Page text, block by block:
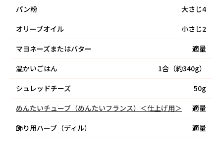
パン粉
大さじ4
オリーブオイル
小さじ2
マヨネーズまたはバター
適量
温かいごはん
1合（約340g）
シュレッドチーズ
50g
めんたいチューブ（めんたいフランス）＜仕上げ用＞
適量
飾り用ハーブ（ディル）
適量